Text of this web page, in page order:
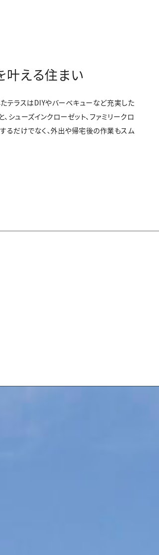
叶える住まい
テラスはDIYやバーベキューなど充実した
ューズインクローゼット、ファミリークロ
るだけでなく、外出や帰宅後の作業もスム